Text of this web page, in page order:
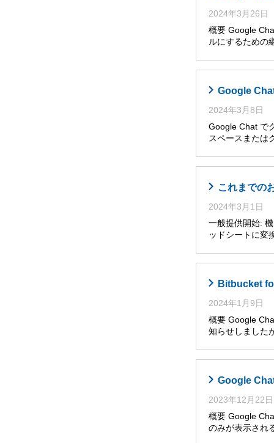
2024年3月26日
概要 Google
ルにするための
Google
2024年3月8日
Google Chat で
スペースまたは
これまでの
2024年3月1日
一般提供開始:
ッドシートに変
Bitbucket
2024年1月9日
概要 Google
知らせしました
Google
2023年12月22日
概要 Google
のみが表示され